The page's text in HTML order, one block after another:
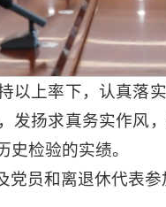
以上率下，认真落
发扬求真务实作风
检验的实绩。
员和离退休代表参